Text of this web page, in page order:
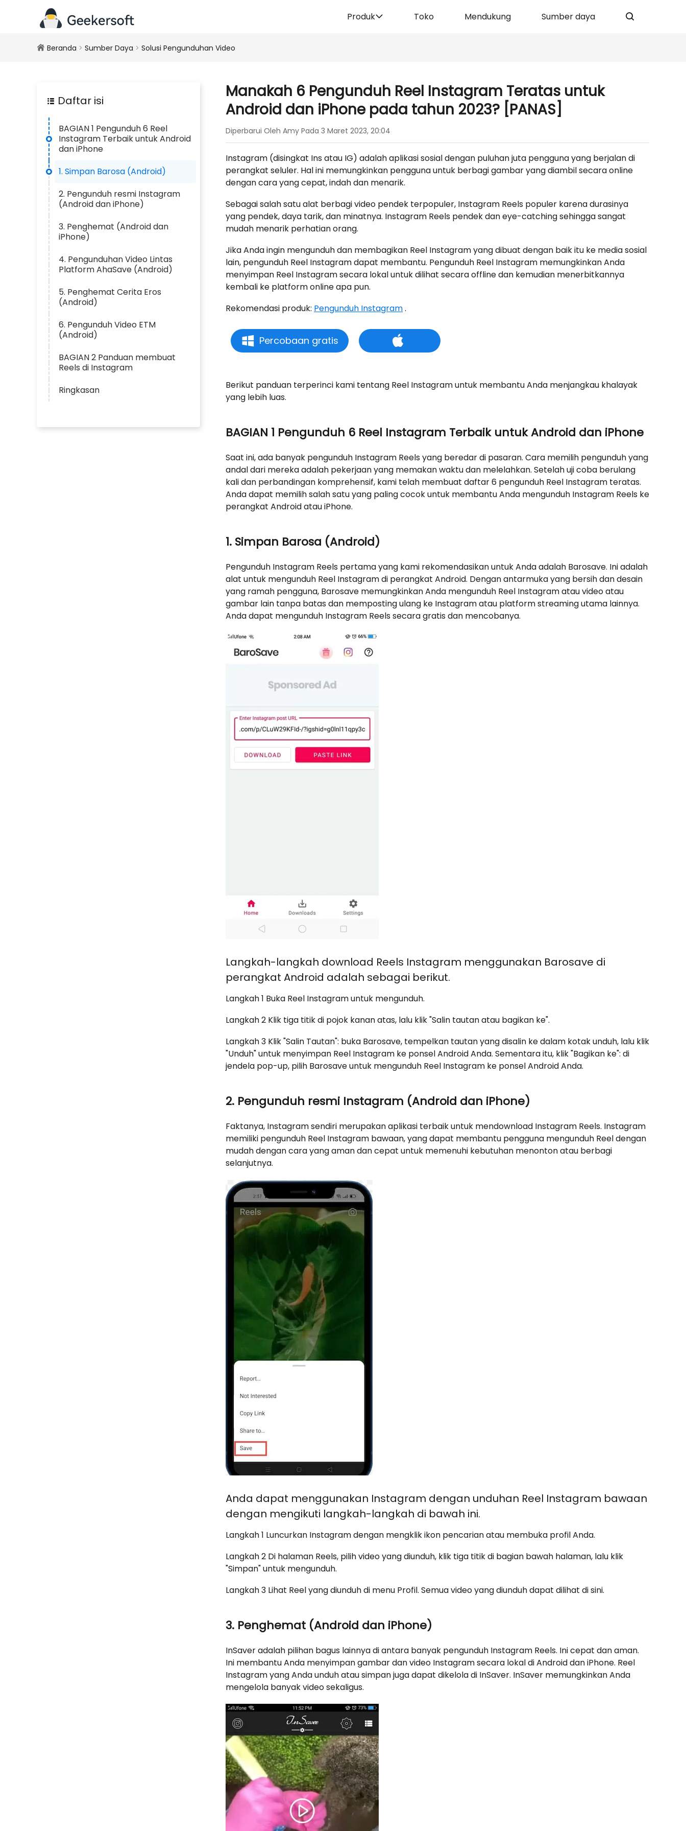
Produk Toko Mendukung Sumber daya
Beranda > Sumber Daya > Solusi Pengunduhan Video
Daftar isi
BAGIAN 1 Pengunduh 6 Reel
Instagram Terbaik untuk Android
dan iPhone
1. Simpan Barosa (Android)
2. Pengunduh resmi Instagram
(Android dan iPhone)
3. Penghemat (Android dan
iPhone)
4. Pengunduhan Video Lintas
Platform AhaSave (Android)
5. Penghemat Cerita Eros
(Android)
6. Pengunduh Video ETM
(Android)
BAGIAN 2 Panduan membuat
Reels di Instagram
Ringkasan
Manakah 6 Pengunduh Reel Instagram Teratas untuk
Android dan iPhone pada tahun 2023? [PANAS]
Diperbarui Oleh Amy Pada 3 Maret 2023, 20:04
Instagram (disingkat Ins atau IG) adalah aplikasi sosial dengan puluhan juta pengguna yang berjalan di
perangkat seluler. Hal ini memungkinkan pengguna untuk berbagi gambar yang diambil secara online
dengan cara yang cepat, indah dan menarik.
Sebagai salah satu alat berbagi video pendek terpopuler, Instagram Reels populer karena durasinya
yang pendek, daya tarik, dan minatnya. Instagram Reels pendek dan eye-catching sehingga sangat
mudah menarik perhatian orang.
Jika Anda ingin mengunduh dan membagikan Reel Instagram yang dibuat dengan baik itu ke media sosial
lain, pengunduh Reel Instagram dapat membantu. Pengunduh Reel Instagram memungkinkan Anda
menyimpan Reel Instagram secara lokal untuk dilihat secara offline dan kemudian menerbitkannya
kembali ke platform online apa pun.
Rekomendasi produk: Pengunduh Instagram.
Percobaan gratis
Berikut panduan terperinci kami tentang Reel Instagram untuk membantu Anda menjangkau khalayak
yang lebih luas.
BAGIAN 1 Pengunduh 6 Reel Instagram Terbaik untuk Android dan iPhone
Saat ini, ada banyak pengunduh Instagram Reels yang beredar di pasaran. Cara memilih pengunduh yang
andal dari mereka adalah pekerjaan yang memakan waktu dan melelahkan. Setelah uji coba berulang
kali dan perbandingan komprehensif, kami telah membuat daftar 6 pengunduh Reel Instagram teratas.
Anda dapat memilih salah satu yang paling cocok untuk membantu Anda mengunduh Instagram Reels ke
perangkat Android atau iPhone.
1. Simpan Barosa (Android)
Pengunduh Instagram Reels pertama yang kami rekomendasikan untuk Anda adalah Barosave. Ini adalah
alat untuk mengunduh Reel Instagram di perangkat Android. Dengan antarmuka yang bersih dan desain
yang ramah pengguna, Barosave memungkinkan Anda mengunduh Reel Instagram atau video atau
gambar lain tanpa batas dan memposting ulang ke Instagram atau platform streaming utama lainnya.
Anda dapat mengunduh Instagram Reels secara gratis dan mencobanya.
Langkah-langkah download Reels Instagram menggunakan Barosave di
perangkat Android adalah sebagai berikut.
Langkah 1 Buka Reel Instagram untuk mengunduh.
Langkah 2 Klik tiga titik di pojok kanan atas, lalu klik "Salin tautan atau bagikan ke".
Langkah 3 Klik "Salin Tautan": buka Barosave, tempelkan tautan yang disalin ke dalam kotak unduh, lalu klik
"Unduh" untuk menyimpan Reel Instagram ke ponsel Android Anda. Sementara itu, klik "Bagikan ke": di
jendela pop-up, pilih Barosave untuk mengunduh Reel Instagram ke ponsel Android Anda.
2. Pengunduh resmi Instagram (Android dan iPhone)
Faktanya, Instagram sendiri merupakan aplikasi terbaik untuk mendownload Instagram Reels. Instagram
memiliki pengunduh Reel Instagram bawaan, yang dapat membantu pengguna mengunduh Reel dengan
mudah dengan cara yang aman dan cepat untuk memenuhi kebutuhan menonton atau berbagi
selanjutnya.
Anda dapat menggunakan Instagram dengan unduhan Reel Instagram bawaan
dengan mengikuti langkah-langkah di bawah ini.
Langkah 1 Luncurkan Instagram dengan mengklik ikon pencarian atau membuka profil Anda.
Langkah 2 Di halaman Reels, pilih video yang diunduh, klik tiga titik di bagian bawah halaman, lalu klik
"Simpan" untuk mengunduh.
Langkah 3 Lihat Reel yang diunduh di menu Profil. Semua video yang diunduh dapat dilihat di sini.
3. Penghemat (Android dan iPhone)
InSaver adalah pilihan bagus lainnya di antara banyak pengunduh Instagram Reels. Ini cepat dan aman.
Ini membantu Anda menyimpan gambar dan video Instagram secara lokal di Android dan iPhone. Reel
Instagram yang Anda unduh atau simpan juga dapat dikelola di InSaver. InSaver memungkinkan Anda
mengelola banyak video sekaligus.